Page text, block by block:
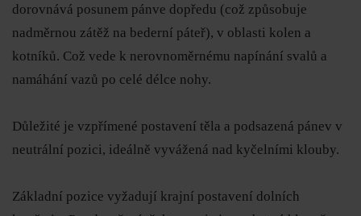
dorovnává posunem pánve dopředu (což způsobuje
nadměrnou zátěž na bederní páteř), v oblasti kolen a
kotníků. Což vede k nerovnoměrnému napínání svalů a
namáhání vazů po celé délce nohy.
Důležité je vzpřímené postavení těla a podsazená pánev v
neutrální pozici, ideálně vyvážená nad kyčelními klouby.
Základní pozice vyžadují krajní postavení dolních